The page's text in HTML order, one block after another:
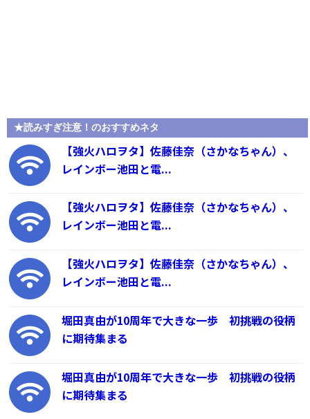
★読みすぎ注意！のおすすめネタ
【強火ハロヲタ】佐藤佳奈（さかなちゃん）、
レインボー池田と電...
【強火ハロヲタ】佐藤佳奈（さかなちゃん）、
レインボー池田と電...
【強火ハロヲタ】佐藤佳奈（さかなちゃん）、
レインボー池田と電...
堀田真由が10周年で大きな一歩 初挑戦の役柄
に期待集まる
堀田真由が10周年で大きな一歩 初挑戦の役柄
に期待集まる